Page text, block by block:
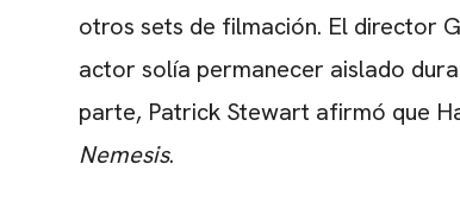
otros sets de filmación. El director
actor solía permanecer aislado
parte, Patrick Stewart afirmó que
Nemesis.